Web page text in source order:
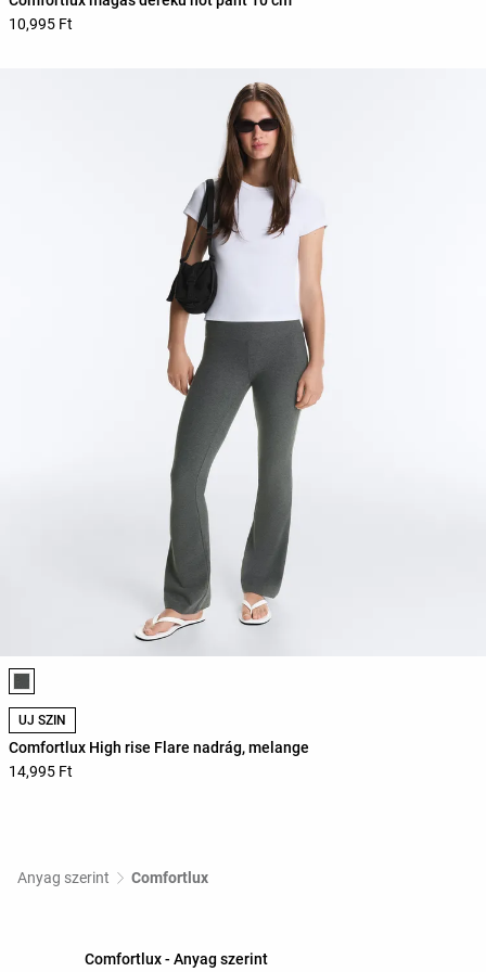
10,995 Ft
Termékszínek listája
ÚJ SZÍN
Comfortlux High rise Flare nadrág, melange
14,995 Ft
Anyag szerint Comfortlux
Comfortlux - Anyag szerint